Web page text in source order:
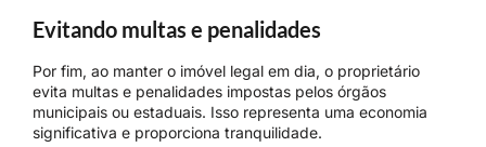
Evitando multas e penalidades
Por fim, ao manter o imóvel legal em dia, o proprietário
evita multas e penalidades impostas pelos órgãos
municipais ou estaduais. Isso representa uma economia
significativa e proporciona tranquilidade.